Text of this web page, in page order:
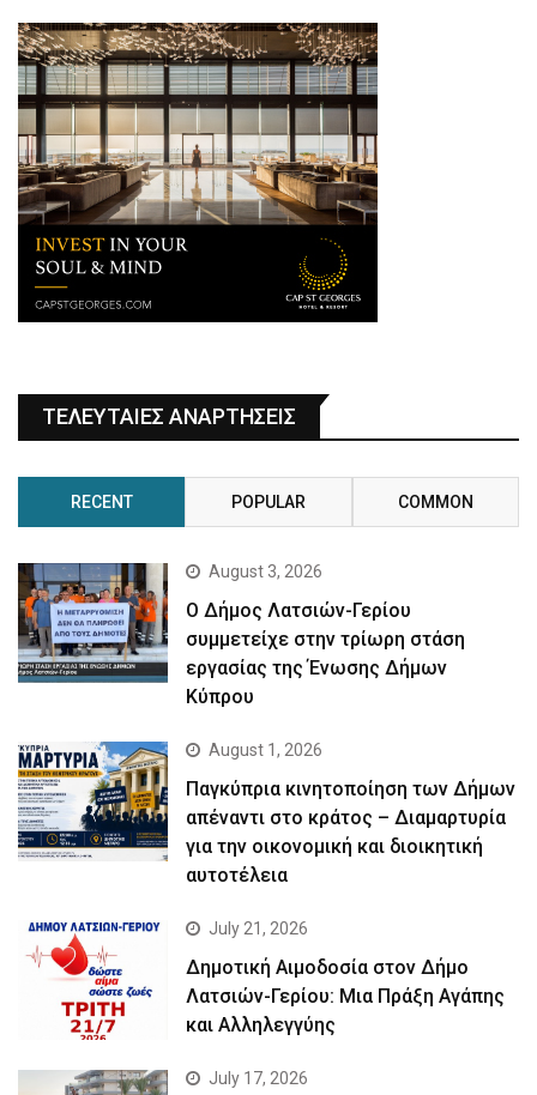
ΤΕΛΕΥΤΑΙΕΣ ΑΝΑΡΤΗΣΕΙΣ
RECENT POPULAR COMMON
August 3, 2026
Ο Δήμος Λατσιών-Γερίου
συμμετείχε στην τρίωρη στάση
εργασίας της Ένωσης Δήμων
Κύπρου
August 1, 2026
Παγκύπρια κινητοποίηση των Δήμων
απέναντι στο κράτος – Διαμαρτυρία
για την οικονομική και διοικητική
αυτοτέλεια
July 21, 2026
Δημοτική Αιμοδοσία στον Δήμο
Λατσιών-Γερίου: Μια Πράξη Αγάπης
και Αλληλεγγύης
July 17, 2026